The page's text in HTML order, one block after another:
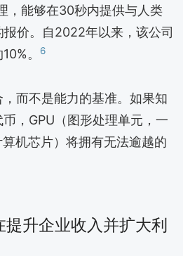
，能够在30秒内提供与人类
价。自2022年以来，该公司
。
6
而不是能力的基准。如果知
，GPU（图形处理单元，一
机芯片）将拥有无法逾越的
升企业收入并扩大利